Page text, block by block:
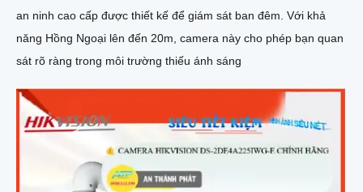
an ninh cao cấp được thiết kế để giám sát ban đêm. Với khả
năng Hồng Ngoại lên đến 20m, camera này cho phép bạn quan
sát rõ ràng trong môi trường thiếu ánh sáng